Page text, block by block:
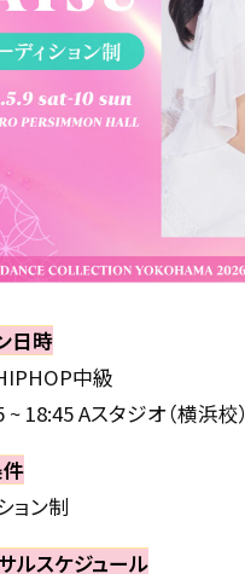
日時
中級
18:45 Aスタジオ（横浜校）
ョン制
ルスケジュール